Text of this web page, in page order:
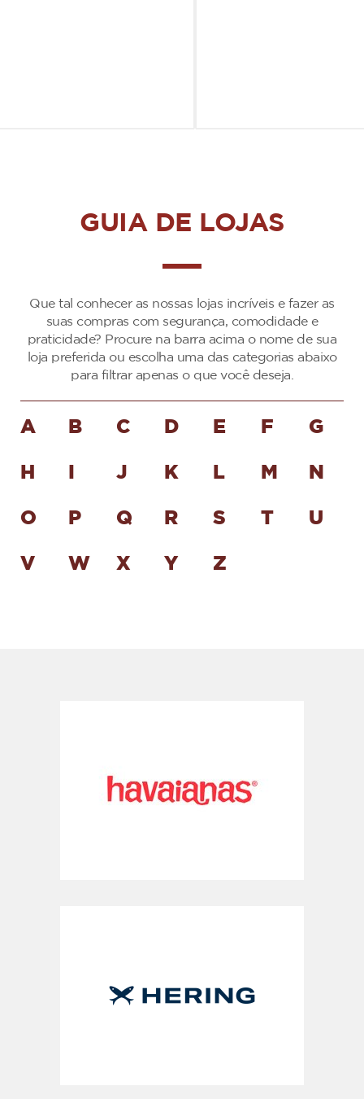
GUIA DE LOJAS
Que tal conhecer as nossas lojas incríveis e fazer as
suas compras com segurança, comodidade e
praticidade? Procure na barra acima o nome de sua
loja preferida ou escolha uma das categorias abaixo
para filtrar apenas o que você deseja.
A B C D E F G
H J K L M N
O P Q R S T U
V W X Y Z